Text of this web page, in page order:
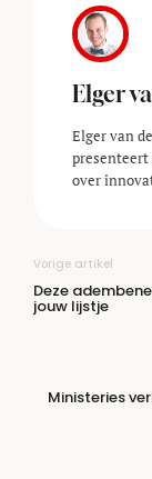
Elger
Elger van
presenteert
over
Vorige artikel
Deze
jouw lijstje
Ministeries